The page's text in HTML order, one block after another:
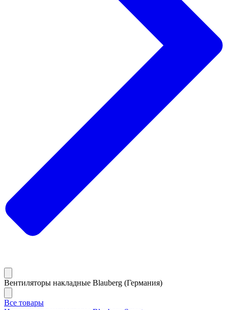
Вентиляторы накладные Blauberg (Германия)
Все товары